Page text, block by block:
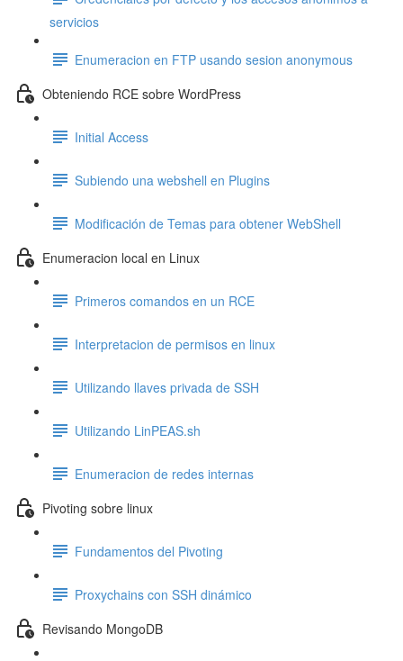
servicios
Enumeracion en FTP usando sesion anonymous
Obteniendo RCE sobre WordPress
Initial Access
Subiendo una webshell en Plugins
Modificación de Temas para obtener WebShell
Enumeracion local en Linux
Primeros comandos en un RCE
Interpretacion de permisos en linux
Utilizando llaves privada de SSH
Utilizando LinPEAS.sh
Enumeracion de redes internas
Pivoting sobre linux
Fundamentos del Pivoting
Proxychains con SSH dinámico
Revisando MongoDB